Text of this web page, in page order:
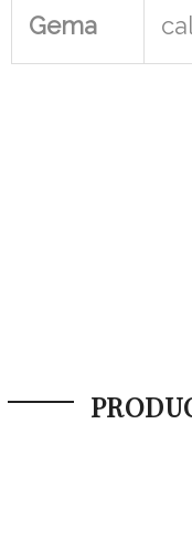
Gema